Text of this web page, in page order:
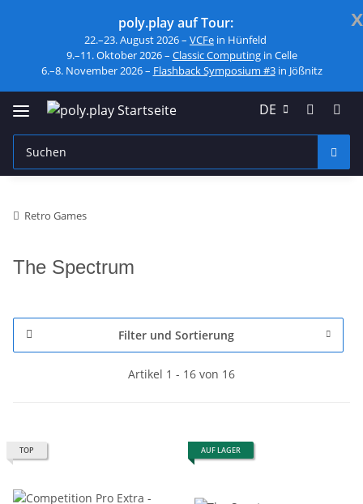
x
poly.play auf Tour:
22.–23. August 2026 – VCFe in Hünfeld
9.–11. Oktober 2026 – Classic Computingin Celle
6.–8. November 2026 – Flashback Symposium #3in Jößnitz
DE
Retro Games
The Spectrum
Filter und Sortierung
Artikel 1 - 16 von 16
TOP AUF LAGER